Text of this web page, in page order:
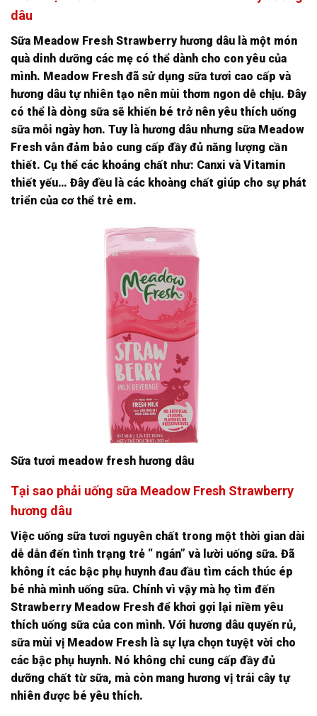
dâu
Sữa Meadow Fresh Strawberry hương dâu là một món
quà dinh dưỡng các mẹ có thể dành cho con yêu của
mình. Meadow Fresh đã sử dụng sữa tươi cao cấp và
hương dâu tự nhiên tạo nên mùi thơm ngon dễ chịu. Đây
có thể là dòng sữa sẽ khiến bé trở nên yêu thích uống
sữa mỗi ngày hơn. Tuy là hương dâu nhưng sữa Meadow
Fresh vẫn đảm bảo cung cấp đầy đủ năng lượng cần
thiết. Cụ thể các khoáng chất như: Canxi và Vitamin
thiết yếu… Đây đều là các khoàng chất giúp cho sự phát
triển của cơ thể trẻ em.
Sữa tươi meadow fresh hương dâu
Tại sao phải uống sữa Meadow Fresh Strawberry
hương dâu
Việc uống sữa tươi nguyên chất trong một thời gian dài
dễ dẫn đến tình trạng trẻ “ ngán” và lười uống sữa. Đã
không ít các bậc phụ huynh đau đầu tìm cách thúc ép
bé nhà mình uống sữa. Chính vì vậy mà họ tìm đến
Strawberry Meadow Fresh để khơi gợi lại niềm yêu
thích uống sữa của con mình. Với hương dâu quyến rủ,
sữa mùi vị Meadow Fresh là sự lựa chọn tuyệt vời cho
các bậc phụ huynh. Nó không chỉ cung cấp đầy đủ
dưỡng chất từ sữa, mà còn mang hương vị trái cây tự
nhiên được bé yêu thích.